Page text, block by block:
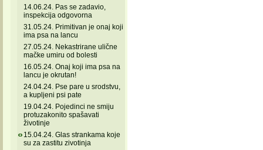
14.06.24. Pas se zadavio,
inspekcija odgovorna
31.05.24. Primitivan je onaj koji
ima psa na lancu
27.05.24. Nekastrirane ulične
mačke umiru od bolesti
16.05.24. Onaj koji ima psa na
lancu je okrutan!
24.04.24. Pse pare u srodstvu,
a kupljeni psi pate
19.04.24. Pojedinci ne smiju
protuzakonito spašavati
životinje
15.04.24. Glas strankama koje
su za zastitu zivotinja